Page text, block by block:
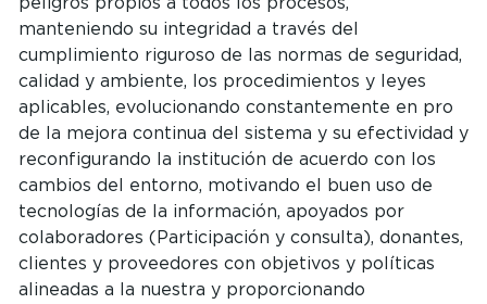
manteniendo su integridad a través del
cumplimiento riguroso de las normas de seguridad,
calidad y ambiente, los procedimientos y leyes
aplicables, evolucionando constantemente en pro
de la mejora continua del sistema y su efectividad y
reconfigurando la institución de acuerdo con los
cambios del entorno, motivando el buen uso de
tecnologías de la información, apoyados por
colaboradores (Participación y consulta), donantes,
clientes y proveedores con objetivos y políticas
alineadas a la nuestra y proporcionando